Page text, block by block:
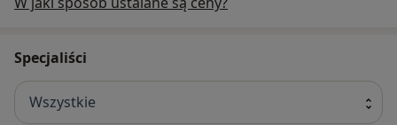
Specjaliści
Wszystkie